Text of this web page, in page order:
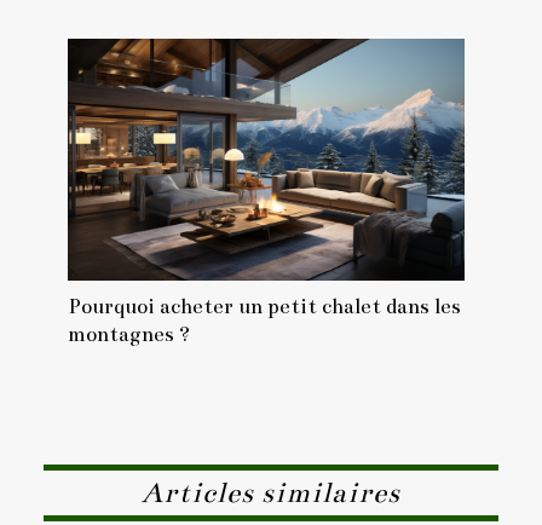
Pourquoi acheter un petit chalet dans les
montagnes ?
Articles similaires